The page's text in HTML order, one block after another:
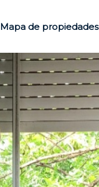
Mapa de propiedades